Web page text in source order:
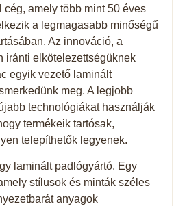
cég, amely több mint 50 éves
a legmagasabb minőségű
Az innováció, a
iránti elkötelezettségüknek
egyik vezető laminált
meg. A legjobb
technológiákat használják
termékeik tartósak,
telepíthetők legyenek.
laminált padlógyártó. Egy
stílusok és minták széles
anyagok